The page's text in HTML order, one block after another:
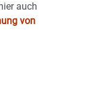
auch
von